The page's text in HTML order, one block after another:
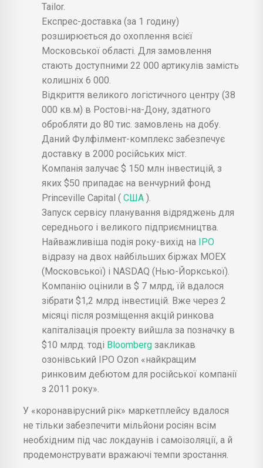
Tailor.
Експрес-доставка (за 1 годину)
розширюється до охоплення всієї
Московської області. Для замовлення
стають доступними 22 000 артикулів замість
колишніх 6 000.
Відкриття великого логістичного центру (38
000 кв.м) в Ростові-на-Дону, здатного
обробляти до 80 тис. замовлень на добу.
Даний Фулфілмент-комплекс забезпечує
доставку в 2000 російських міст.
Компанія залучає $ 150 млн інвестицій, з
яких $50 припадає на венчурний фонд
Princeville Capital ( США ).
Запуск сервісу планування відряджень для
середнього і великого підприємництва.
Найважливіша подія року-вихід на IPO
відразу на двох найбільших біржах MOEX
(Московської) і NASDAQ (Нью-Йоркської).
Компанію оцінили в $ 7 млрд, їй вдалося
зібрати $1,2 млрд інвестицій. Вже через 2
місяці після розміщення акцій ринкова
капіталізація проекту вийшла за позначку в
$10 млрд. тоді Bloomberg закликав
озонівський IPO Ozon «найкращим
ринковим дебютом для російської компанії
з 2011 року».
У «коронавірусний рік» маркетплейсу вдалося
не тільки забезпечити мільйони росіян всім
необхідним під час локдаунів і самоізоляції, а й
продемонструвати вражаючі темпи зростання.